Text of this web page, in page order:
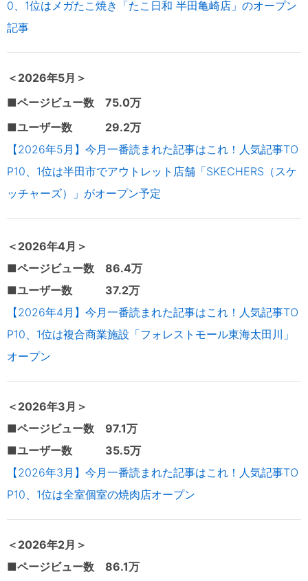
0、1位はメガたこ焼き「たこ日和 半田亀崎店」のオープン
記事
＜2026年5月＞
■ページビュー数 75.0万
■ユーザー数 29.2万
【2026年5月】今月一番読まれた記事はこれ！人気記事TO
P10、1位は半田市でアウトレット店舗「SKECHERS（スケ
ッチャーズ）」がオープン予定
＜2026年4月＞
■ページビュー数 86.4万
■ユーザー数 37.2万
【2026年4月】今月一番読まれた記事はこれ！人気記事TO
P10、1位は複合商業施設「フォレストモール東海太田川」
オープン
＜2026年3月＞
■ページビュー数 97.1万
■ユーザー数 35.5万
【2026年3月】今月一番読まれた記事はこれ！人気記事TO
P10、1位は全室個室の焼肉店オープン
＜2026年2月＞
■ページビュー数 86.1万